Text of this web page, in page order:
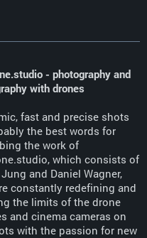
- photography and
with drones
fast and precise shots
the best words for
the work of
which consists of
and Daniel Wagner,
constantly redefining and
the limits of the drone
and cinema cameras on
with the passion for new